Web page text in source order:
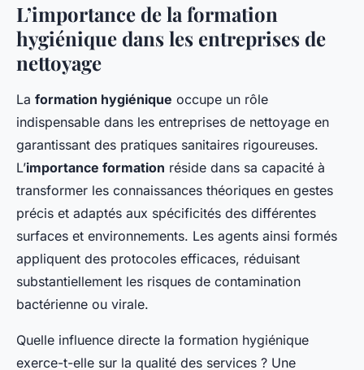
L’importance de la formation
hygiénique dans les entreprises de
nettoyage
La formation hygiénique occupe un rôle
indispensable dans les entreprises de nettoyage en
garantissant des pratiques sanitaires rigoureuses.
L’importance formation réside dans sa capacité à
transformer les connaissances théoriques en gestes
précis et adaptés aux spécificités des différentes
surfaces et environnements. Les agents ainsi formés
appliquent des protocoles efficaces, réduisant
substantiellement les risques de contamination
bactérienne ou virale.
Quelle influence directe la formation hygiénique
exerce-t-elle sur la qualité des services ? Une